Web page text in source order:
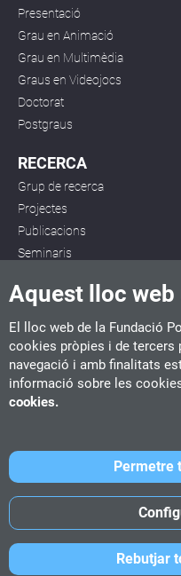
Aquest lloc
El lloc web de la Fundació
cookies pròpies i de tercers
navegació i amb finalitats
informació sobre les
cookies.
Rebutjar
Permetre
Presentació
Grau en Animació
Grau en Multimèdia
Graus en Videojocs
Doctorat
Postgraus
RECERCA
Grup de recerca
Projectes
Publicacions
Seminaris
CITM
C/ de la Igualtat,
©Fundació Politècnica de
cookies-